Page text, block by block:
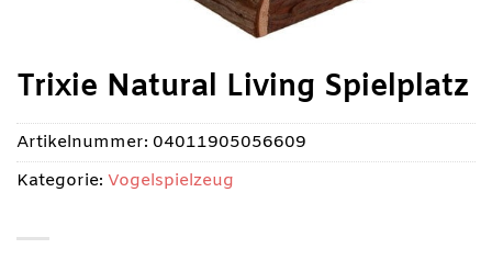
Trixie Natural Living Spielplatz
Artikelnummer: 04011905056609
Kategorie: Vogelspielzeug